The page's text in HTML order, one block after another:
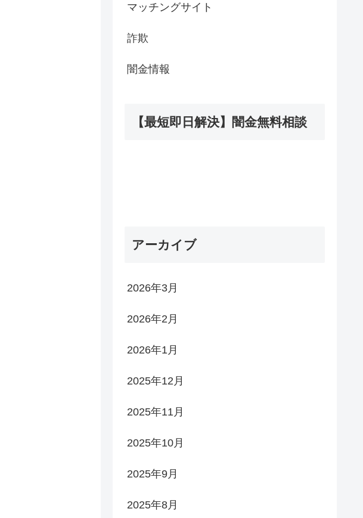
マッチングサイト
詐欺
闇金情報
【最短即日解決】闇金無料相談
アーカイブ
2026年3月
2026年2月
2026年1月
2025年12月
2025年11月
2025年10月
2025年9月
2025年8月